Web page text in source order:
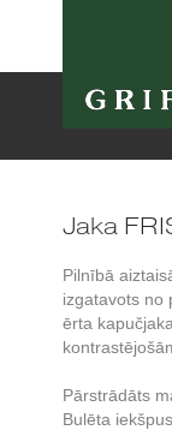
Jaka
Pilnībā
izgatavots no
ērta
Pārstrādāts
Bulēta